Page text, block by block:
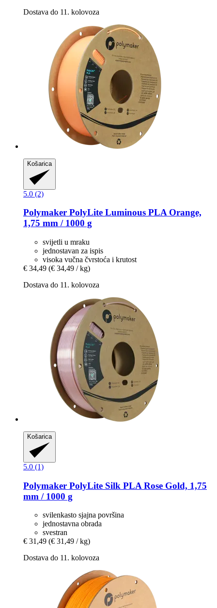
Dostava do 11. kolovoza
Košarica
5.0 (2)
Polymaker PolyLite Luminous PLA Orange,
1,75 mm / 1000 g
svijetli u mraku
jednostavan za ispis
visoka vučna čvrstoća i krutost
€ 34,49 (€ 34,49 / kg)
Dostava do 11. kolovoza
Košarica
5.0 (1)
Polymaker PolyLite Silk PLA Rose Gold, 1,75
mm / 1000 g
svilenkasto sjajna površina
jednostavna obrada
svestran
€ 31,49 (€ 31,49 / kg)
Dostava do 11. kolovoza